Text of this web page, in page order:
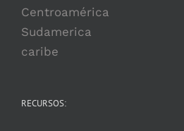
Centroamérica
Sudamerica
caribe
RECURSOS: